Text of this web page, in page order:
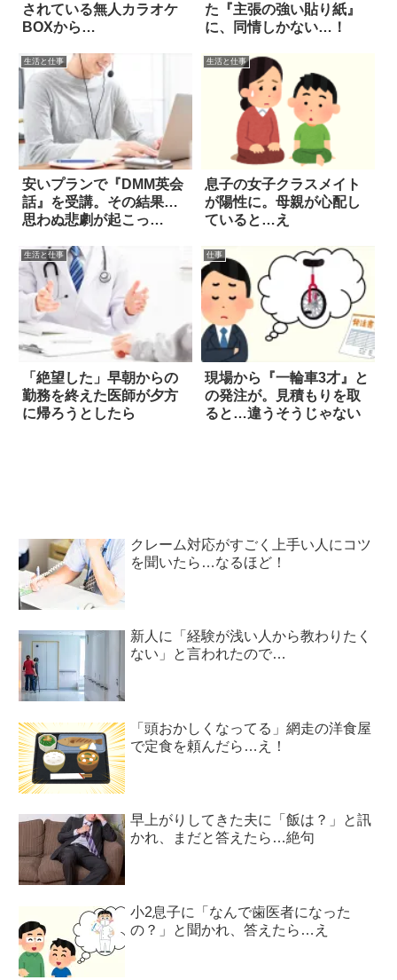
されている無人カラオケ
BOXから…
た『主張の強い貼り紙』
に、同情しかない…！
生活と仕事
安いプランで『DMM英会
話』を受講。その結果…
思わぬ悲劇が起こっ
生活と仕事
息子の女子クラスメイト
が陽性に。母親が心配し
ていると…え
生活と仕事
「絶望した」早朝からの
勤務を終えた医師が夕方
に帰ろうとしたら
仕事
現場から『一輪車3才』と
の発注が。見積もりを取
ると…違うそうじゃない
クレーム対応がすごく上手い人にコツ
を聞いたら…なるほど！
新人に「経験が浅い人から教わりたく
ない」と言われたので…
「頭おかしくなってる」網走の洋食屋
で定食を頼んだら…え！
早上がりしてきた夫に「飯は？」と訊
かれ、まだと答えたら…絶句
小2息子に「なんで歯医者になった
の？」と聞かれ、答えたら…え